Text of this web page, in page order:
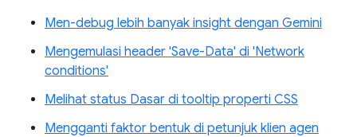
Men-debug lebih banyak insight dengan Gemini
Mengemulasi header 'Save-Data' di 'Network
conditions'
Melihat status Dasar di tooltip properti CSS
Mengganti faktor bentuk di petunjuk klien agen